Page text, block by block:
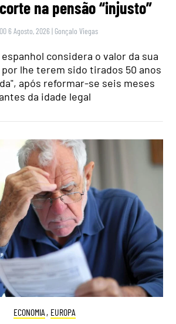
na pensão “injusto”
6 Agosto, 2026 | Gonçalo Viegas
considera o valor da sua
lhe terem sido tirados 50 anos
após reformar-se seis meses
da idade legal
ECONOMIA , EUROPA